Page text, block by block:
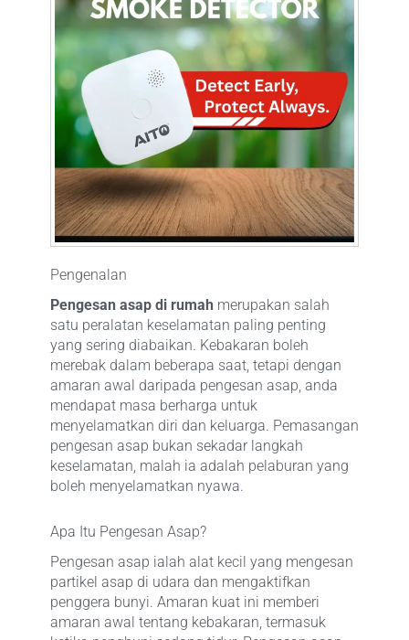
Pengenalan
Pengesan asap di rumah merupakan salah
satu peralatan keselamatan paling penting
yang sering diabaikan. Kebakaran boleh
merebak dalam beberapa saat, tetapi dengan
amaran awal daripada pengesan asap, anda
mendapat masa berharga untuk
menyelamatkan diri dan keluarga. Pemasangan
pengesan asap bukan sekadar langkah
keselamatan, malah ia adalah pelaburan yang
boleh menyelamatkan nyawa.
Apa Itu Pengesan Asap?
Pengesan asap ialah alat kecil yang mengesan
partikel asap di udara dan mengaktifkan
penggera bunyi. Amaran kuat ini memberi
amaran awal tentang kebakaran, termasuk